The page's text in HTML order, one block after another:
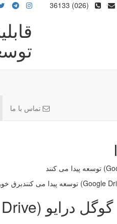
(026) 36133
تماس با ما